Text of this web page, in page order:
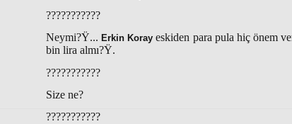
???????????
Neymi?Ÿ...Erkin Koray eskiden para pula hiç önem
bin lira almı?Ÿ.
???????????
Size ne?
???????????